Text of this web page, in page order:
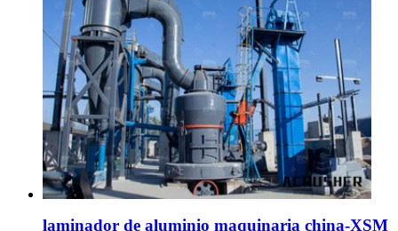
laminador de aluminio maquinaria china-XSM